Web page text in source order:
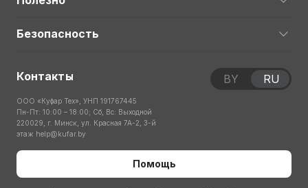
Безопасность
Контакты
ООО «Куфар Тех», УНП 191767445
Пн-Пт: 10:00 – 18:00; Сб, Вс: Выходной
220029, г. Минск, ул. Красная 7А-2, 3-й
этаж help@kufar.by
Помощь
BY RU